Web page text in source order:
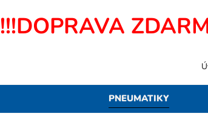
!!!DOPRAVA
PNEUMATIKY